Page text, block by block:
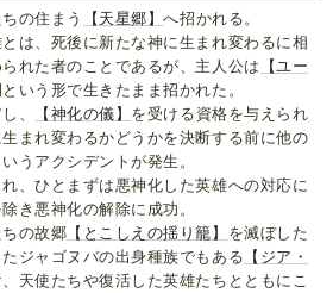
ちの住まう 【天星郷】へ招かれる。
は、死後に新たな神に生まれ変わるに相
れた者のことであるが、主人公は
【ユー
いう形で生きたまま招かれた。
、 【神化の儀】 を受ける資格を与えられ
まれ変わるかどうかを決断する前に他の
うアクシデントが発生。
、ひとまずは悪神化した英雄への対応に
き悪神化の解除に成功。
の故郷 【とこしえの揺り籠】 を滅ぼした
ジャゴヌバの出身種族でもある 【ジア・
天使たちや復活した英雄たちとともにこ